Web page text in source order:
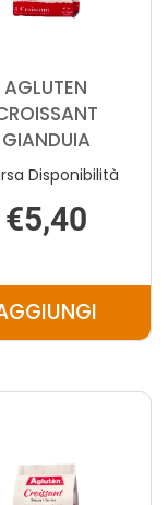
AGLUTEN
GIANDUIA
Disponibilità
€5,40
AGGIUNGI
GIANDUIA